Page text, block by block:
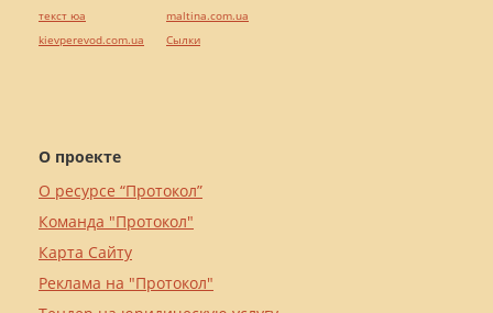
О проекте
О ресурсе “Протокол”
Команда "Протокол"
Карта Сайту
Реклама на "Протокол"
текст юа
kievperevod.com.ua
maltina.com.ua
Cылки